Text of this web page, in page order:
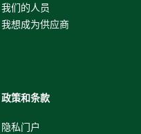
我们的人员
我想成为供应商
政策和条款
隐私门户